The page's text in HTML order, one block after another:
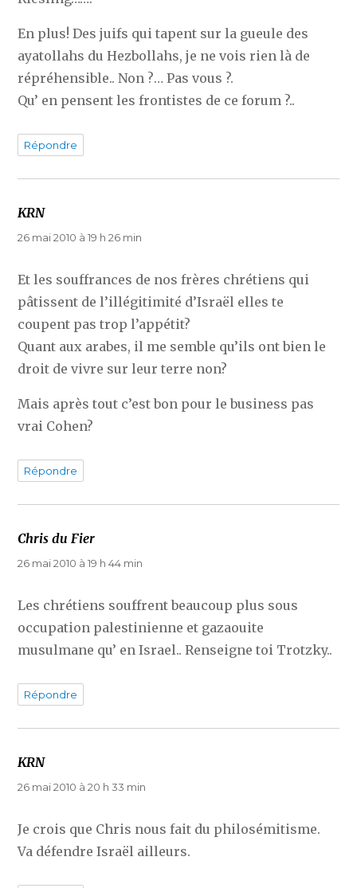
En plus! Des juifs qui tapent sur la gueule des
ayatollahs du Hezbollahs, je ne vois rien là de
répréhensible.. Non ?… Pas vous ?.
Qu’ en pensent les frontistes de ce forum ?..
Répondre
KRNdit :
26 mai 2010 à 19 h 26 min
Et les souffrances de nos frères chrétiens qui
pâtissent de l’illégitimité d’Israël elles te
coupent pas trop l’appétit?
Quant aux arabes, il me semble qu’ils ont bien le
droit de vivre sur leur terre non?
Mais après tout c’est bon pour le business pas
vrai Cohen?
Répondre
Chris du Fier
26 mai 2010 à 19 h 44 min
Les chrétiens souffrent beaucoup plus sous
occupation palestinienne et gazaouite
musulmane qu’ en Israel.. Renseigne toi Trotzky..
Répondre
KRNdit :
26 mai 2010 à 20 h 33 min
Je crois que Chris nous fait du philosémitisme.
Va défendre Israël ailleurs.